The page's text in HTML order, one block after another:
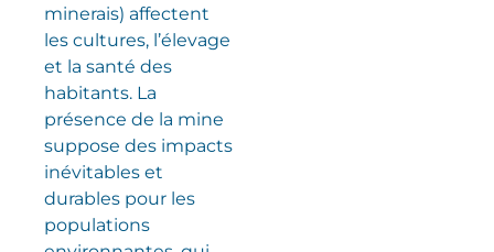
minerais) affectent
les cultures, l’élevage
et la santé des
habitants. La
présence de la mine
suppose des impacts
inévitables et
durables pour les
populations